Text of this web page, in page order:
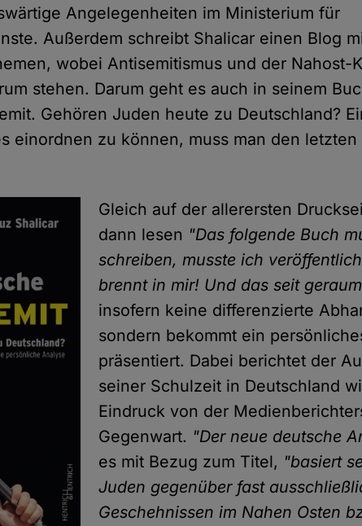
Angelegenheiten im Ministerium für
Außerdem schreibt Shalicar einen Blog
wobei Antisemitismus und der Nahost-
stehen. Darum geht es auch in seinem
Gehören Juden heute zu Deutschland?
einordnen zu können, muss man den
Gleich auf der allerersten
dann lesen "Das folgende Buch
schreiben, musste ich
brennt in mir! Und das seit
insofern keine differenzierte
sondern bekommt ein
präsentiert. Dabei berichtet der
seiner Schulzeit in Deutschland
Eindruck von der
Gegenwart. "Der neue deutsche
es mit Bezug zum Titel, "basiert
Juden gegenüber fast
Geschehnissen im Nahen Osten